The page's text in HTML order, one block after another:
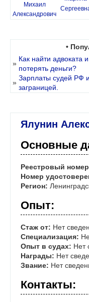
Михаил
Александрович
•
»
Как найти адвоката
потерять деньги?
»
Зарплаты судей РФ и
заграницей.
Ялунин
Основные
Реестровый
Номер
Регион:
Опыт:
Стаж от: Нет
Специализация:
Опыт в судах: Нет
Награды: Нет
Звание: Нет
Контакты: